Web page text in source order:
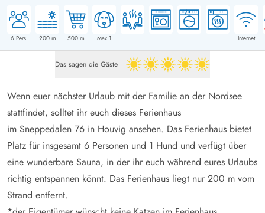
6Pers. 200m 500m Max 1 Internet
Das sagen die Gäste 5 von 5
Wenn euer nächster Urlaub mit der Familie an der Nordsee
stattfindet, solltet ihr euch dieses Ferienhaus
im Sneppedalen 76 in Houvig ansehen. Das Ferienhaus bietet
Platz für insgesamt 6 Personen und 1 Hund und verfügt über
eine wunderbare Sauna, in der ihr euch während eures Urlaubs
richtig entspannen könnt. Das Ferienhaus liegt nur 200 m vom
Strand entfernt.